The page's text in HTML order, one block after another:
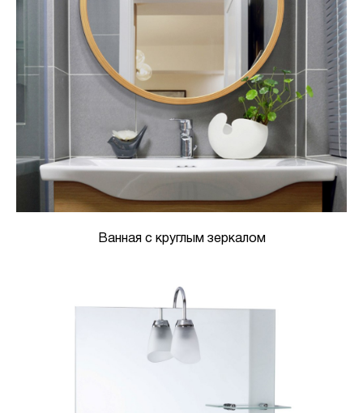
Ванная с круглым зеркалом